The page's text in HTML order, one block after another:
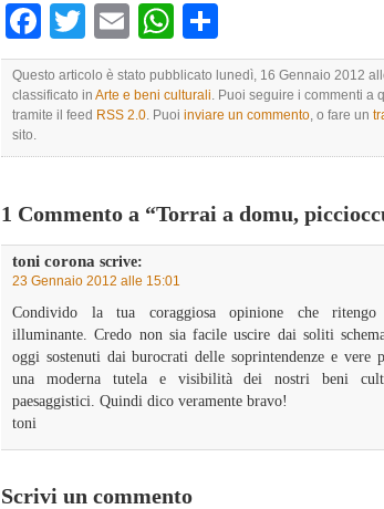
Facebook
TwitterEmailWhatsApp
Questo articolo è stato pubblicato lunedì, 16 Gennaio 2012
classificato in Arte e beni culturali. Puoi seguire i commenti a
tramite il feed RSS 2.0. Puoi inviare un commento, o fare un
sito.
1 Commento a “Torrai a domu,
toni corona scrive:
23 Gennaio 2012 alle 15:01
Condivido la tua coraggiosa opinione che ritengo
illuminante. Credo non sia facile uscire dai soliti
oggi sostenuti dai burocrati delle soprintendenze e vere
una moderna tutela e visibilità dei nostri beni
paesaggistici. Quindi dico veramente bravo!
toni
Scrivi un commento